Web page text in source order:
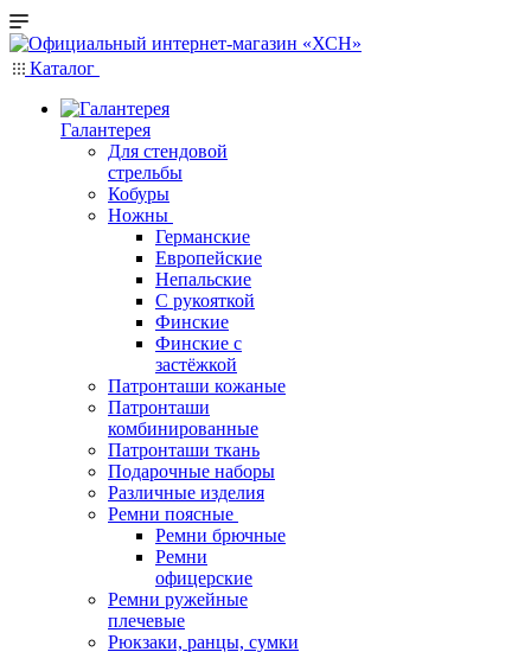
Каталог
Галантерея
Для стендовой
стрельбы
Кобуры
Ножны
Германские
Европейские
Непальские
С рукояткой
Финские
Финские с
застёжкой
Патронташи кожаные
Патронташи
комбинированные
Патронташи ткань
Подарочные наборы
Различные изделия
Ремни поясные
Ремни брючные
Ремни
офицерские
Ремни ружейные
плечевые
Рюкзаки, ранцы, сумки